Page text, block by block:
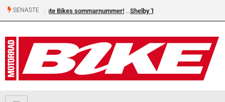
SENASTE Shelby Turner, klar för GGN